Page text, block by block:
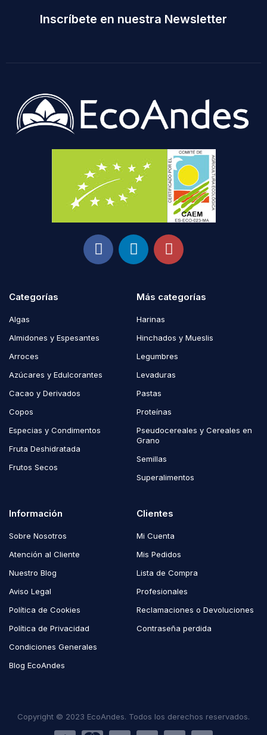
Inscríbete en nuestra Newsletter
Categorías
Algas
Almidones y Espesantes
Arroces
Azúcares y Edulcorantes
Cacao y Derivados
Copos
Especias y Condimentos
Fruta Deshidratada
Frutos Secos
Más categorías
Harinas
Hinchados y Mueslis
Legumbres
Levaduras
Pastas
Proteínas
Pseudocereales y Cereales en
Grano
Semillas
Superalimentos
Información
Sobre Nosotros
Atención al Cliente
Nuestro Blog
Aviso Legal
Política de Cookies
Política de Privacidad
Condiciones Generales
Blog EcoAndes
Clientes
Mi Cuenta
Mis Pedidos
Lista de Compra
Profesionales
Reclamaciones o Devoluciones
Contraseña perdida
Copyright © 2023 EcoAndes. Todos los derechos reservados.